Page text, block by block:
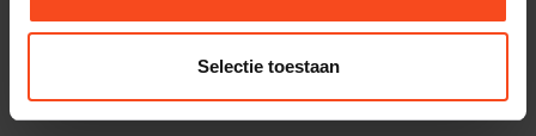
Selectie toestaan
Final UX5000 €229,00